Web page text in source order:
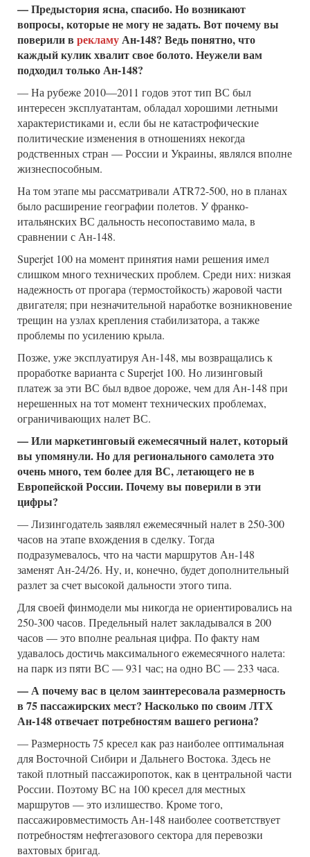
— Предыстория ясна, спасибо. Но возникают
вопросы, которые не могу не задать. Вот почему вы
поверили в рекламуАн-148? Ведь понятно, что
каждый кулик хвалит свое болото. Неужели вам
подходил только Ан-148?
— На рубеже 2010—2011 годов этот тип ВС был
интересен эксплуатантам, обладал хорошими летными
характеристиками и, если бы не катастрофические
политические изменения в отношениях некогда
родственных стран — России и Украины, являлся вполне
жизнеспособным.
На том этапе мы рассматривали ATR72-500, но в планах
было расширение географии полетов. У франко-
итальянских ВС дальность несопоставимо мала, в
сравнении с Ан-148.
Superjet 100 на момент принятия нами решения имел
слишком много технических проблем. Среди них: низкая
надежность от прогара (термостойкость) жаровой части
двигателя; при незначительной наработке возникновение
трещин на узлах крепления стабилизатора, а также
проблемы по усилению крыла.
Позже, уже эксплуатируя Ан-148, мы возвращались к
проработке варианта с Superjet 100. Но лизинговый
платеж за эти ВС был вдвое дороже, чем для Ан-148 при
нерешенных на тот момент технических проблемах,
ограничивающих налет ВС.
— Или маркетинговый ежемесячный налет, который
вы упомянули. Но для регионального самолета это
очень много, тем более для ВС, летающего не в
Европейской России. Почему вы поверили в эти
цифры?
— Лизингодатель заявлял ежемесячный налет в 250-300
часов на этапе вхождения в сделку. Тогда
подразумевалось, что на части маршрутов Ан-148
заменят Ан-24/26. Ну, и, конечно, будет дополнительный
разлет за счет высокой дальности этого типа.
Для своей финмодели мы никогда не ориентировались на
250-300 часов. Предельный налет закладывался в 200
часов — это вполне реальная цифра. По факту нам
удавалось достичь максимального ежемесячного налета:
на парк из пяти ВС — 931 час; на одно ВС — 233 часа.
— А почему вас в целом заинтересовала размерность
в 75 пассажирских мест? Насколько по своим ЛТХ
Ан-148 отвечает потребностям вашего региона?
— Размерность 75 кресел как раз наиболее оптимальная
для Восточной Сибири и Дальнего Востока. Здесь не
такой плотный пассажиропоток, как в центральной части
России. Поэтому ВС на 100 кресел для местных
маршрутов — это излишество. Кроме того,
пассажировместимость Ан-148 наиболее соответствует
потребностям нефтегазового сектора для перевозки
вахтовых бригад.